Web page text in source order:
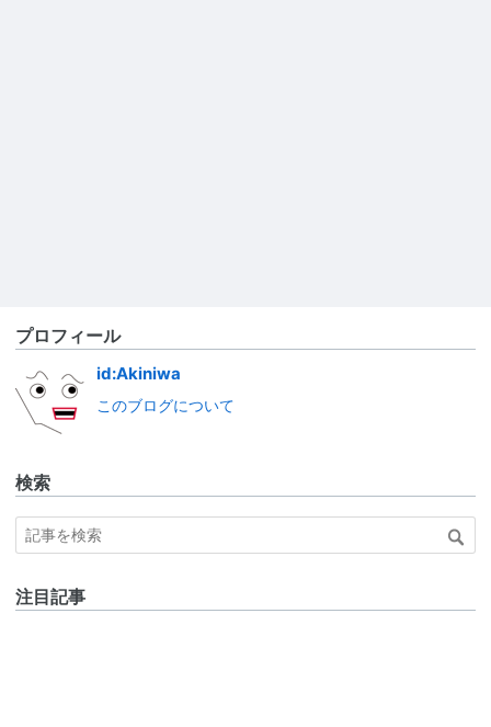
プロフィール
id:Akiniwa
このブログについて
検索
注目記事